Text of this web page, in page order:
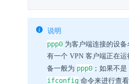
说明
ppp0 为客户端连接的设备
有一个 VPN 客户端正在
备一般为 ppp0 ；如果不
ifconfig 命令来进行查看